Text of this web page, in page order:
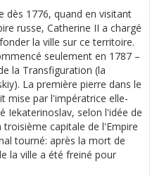
dès 1776, quand en visitant
russe, Catherine II a chargé
la ville sur ce territoire.
seulement en 1787 –
la Transfiguration (la
La première pierre dans le
mise par l'impératrice elle-
Iekaterinoslav, selon l'idée de
capitale de l'Empire
tourné: après la mort de
la ville a été freiné pour